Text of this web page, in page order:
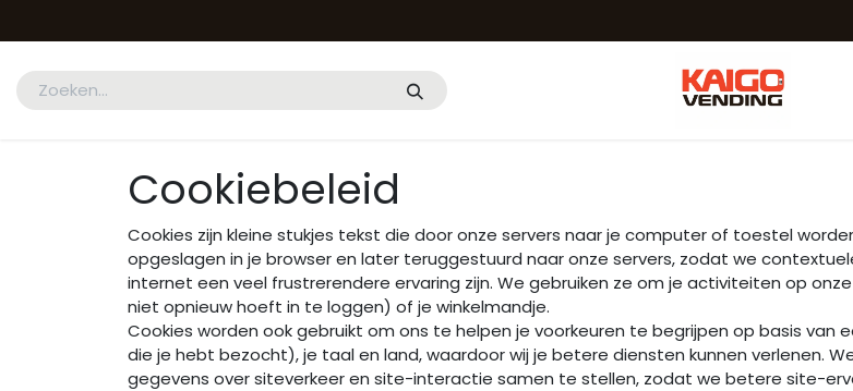
Cookiebeleid
Cookies zijn kleine stukjes tekst die door onze servers naar je computer of toestel
opgeslagen in je browser en later teruggestuurd naar onze servers, zodat we
internet een veel frustrerendere ervaring zijn. We gebruiken ze om je activiteiten op
niet opnieuw hoeft in te loggen) of je winkelmandje.
Cookies worden ook gebruikt om ons te helpen je voorkeuren te begrijpen op basis
die je hebt bezocht), je taal en land, waardoor wij je betere diensten kunnen verlenen.
gegevens over siteverkeer en site-interactie samen te stellen, zodat we betere site-